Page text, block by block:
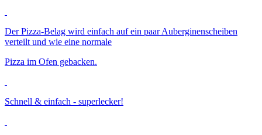
Der Pizza-Belag wird einfach auf ein paar Auberginenscheiben
verteilt und wie eine normale
Pizza im Ofen gebacken.
Schnell & einfach - superlecker!